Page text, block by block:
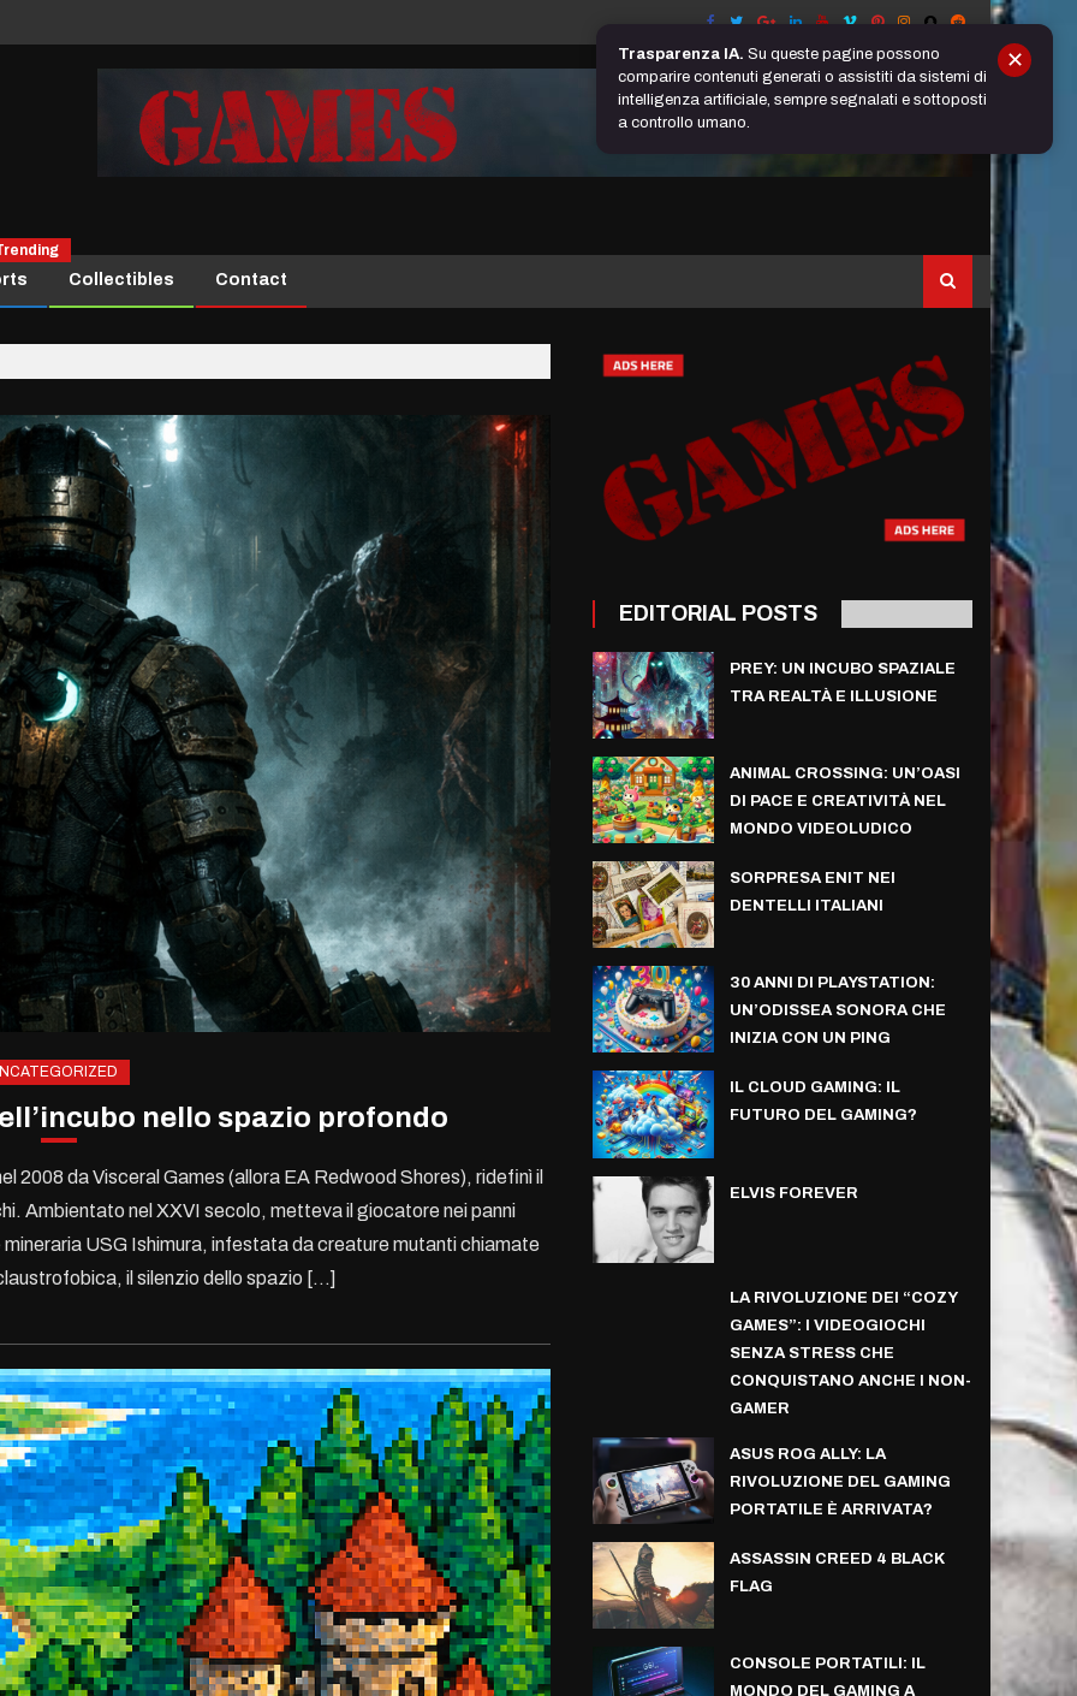
Collectibles Contact
nello spazio profondo
2008 da Visceral Games (allora EA Redwood Shores), ridefinì il
Ambientato nel XXVI secolo, metteva il giocatore nei panni
USG Ishimura, infestata da creature mutanti chiamate
il silenzio dello spazio […]
EDITORIAL POSTS
PREY: UN INCUBO SPAZIALE
TRA REALTÀ E ILLUSIONE
ANIMAL CROSSING: UN’OASI
DI PACE E CREATIVITÀ NEL
MONDO VIDEOLUDICO
SORPRESA ENIT NEI
DENTELLI ITALIANI
30 ANNI DI PLAYSTATION:
UN’ODISSEA SONORA CHE
INIZIA CON UN PING
IL CLOUD GAMING: IL
FUTURO DEL GAMING?
ELVIS FOREVER
LA RIVOLUZIONE DEI “COZY
GAMES”: I VIDEOGIOCHI
SENZA STRESS CHE
CONQUISTANO ANCHE I NON-
GAMER
ASUS ROG ALLY: LA
RIVOLUZIONE DEL GAMING
PORTATILE È ARRIVATA?
ASSASSIN CREED 4 BLACK
FLAG
CONSOLE PORTATILI: IL
MONDO DEL GAMING A
Trasparenza IA. Su queste pagine possono
comparire contenuti generati o assistiti da sistemi di
intelligenza artificiale, sempre segnalati e sottoposti
a controllo umano.
✕